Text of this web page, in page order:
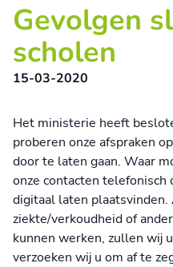
Gevolgen
scholen
15-03-2020
Het ministerie heeft
proberen onze afspraken
door te laten gaan. Waar
onze contacten telefonisch
digitaal laten
ziekte/verkoudheid of
kunnen werken, zullen wij
verzoeken wij u om af te